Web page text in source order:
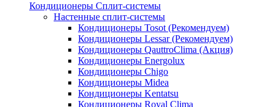
Кондиционеры Сплит-системы
Настенные сплит-системы
Кондиционеры Tosot (Рекомендуем)
Кондиционеры Lessar (Рекомендуем)
Кондиционеры QauttroClima (Акция)
Кондиционеры Energolux
Кондиционеры Chigo
Кондиционеры Midea
Кондиционеры Kentatsu
Кондиционеры Royal Clima